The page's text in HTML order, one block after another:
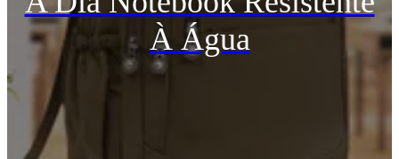
À Água